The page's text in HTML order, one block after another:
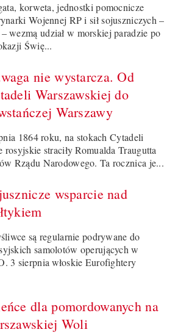
korweta, jednostki pomocnicze
Wojennej RP i sił sojuszniczych –
wezmą udział w morskiej paradzie po
Świę...
nie wystarcza. Od
Warszawskiej do
Warszawy
1864 roku, na stokach Cytadeli
rosyjskie straciły Romualda Traugutta
Rządu Narodowego. Ta rocznica je...
wsparcie nad
są regularnie podrywane do
samolotów operujących w
3 sierpnia włoskie Eurofightery
dla pomordowanych na
Woli